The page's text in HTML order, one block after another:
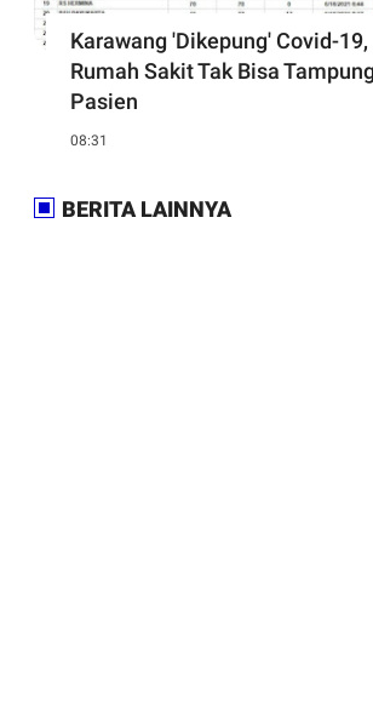
Karawang 'Dikepung' Covid-19,
Rumah Sakit Tak Bisa
Pasien
08:31
BERITA LAINNYA